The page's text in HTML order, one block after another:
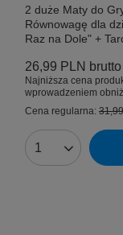
2 duże Maty do
Równowagę dla
Raz na Dole" +
26,99 PLN brutto
Najniższa cena
wprowadzeniem
Cena regularna:
Ilość produktów